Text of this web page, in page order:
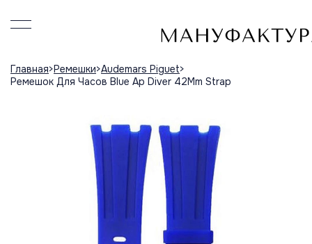
Главная Ремешки Audemars Piguet
Ремешок Для Часов Blue Ap Diver 42Mm Strap